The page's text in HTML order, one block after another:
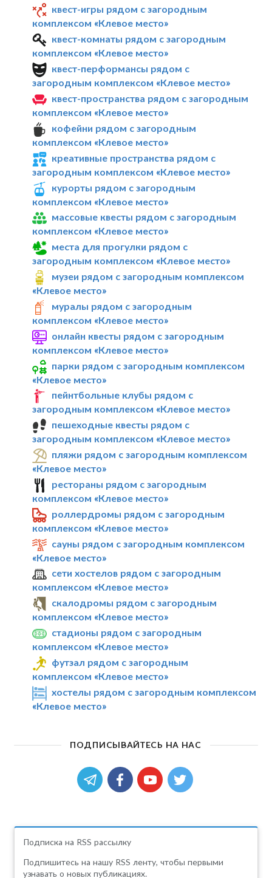
квест-игры рядом с загородным
комплексом «Клевое место»
квест-комнаты рядом с загородным
комплексом «Клевое место»
квест-перформансы рядом с
загородным комплексом «Клевое место»
квест-пространства рядом с загородным
комплексом «Клевое место»
кофейни рядом с загородным
комплексом «Клевое место»
креативные пространства рядом с
загородным комплексом «Клевое место»
курорты рядом с загородным
комплексом «Клевое место»
массовые квесты рядом с загородным
комплексом «Клевое место»
места для прогулки рядом с
загородным комплексом «Клевое место»
музеи рядом с загородным комплексом
«Клевое место»
муралы рядом с загородным
комплексом «Клевое место»
онлайн квесты рядом с загородным
комплексом «Клевое место»
парки рядом с загородным комплексом
«Клевое место»
пейнтбольные клубы рядом с
загородным комплексом «Клевое место»
пешеходные квесты рядом с
загородным комплексом «Клевое место»
пляжи рядом с загородным комплексом
«Клевое место»
рестораны рядом с загородным
комплексом «Клевое место»
роллердромы рядом с загородным
комплексом «Клевое место»
сауны рядом с загородным комплексом
«Клевое место»
сети хостелов рядом с загородным
комплексом «Клевое место»
скалодромы рядом с загородным
комплексом «Клевое место»
стадионы рядом с загородным
комплексом «Клевое место»
футзал рядом с загородным
комплексом «Клевое место»
хостелы рядом с загородным комплексом
«Клевое место»
ПОДПИСЫВАЙТЕСЬ НА НАС
Подписка на RSS рассылку
Подпишитесь на нашу RSS ленту, чтобы первыми
узнавать о новых публикациях.